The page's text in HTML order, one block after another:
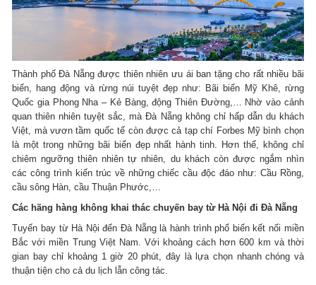
Thành phố Đà Nẵng được thiên nhiên ưu ái ban tặng cho rất nhiều bãi
biển, hang động và rừng núi tuyệt đẹp như: Bãi biển Mỹ Khê, rừng
Quốc gia Phong Nha – Kẻ Bàng, động Thiên Đường,… Nhờ vào cảnh
quan thiên nhiên tuyệt sắc, mà Đà Nẵng không chỉ hấp dẫn du khách
Việt, mà vươn tầm quốc tế còn được cả tạp chí Forbes Mỹ bình chọn
là một trong những bãi biển đẹp nhất hành tinh. Hơn thế, không chỉ
chiêm ngưỡng thiên nhiên tự nhiên, du khách còn được ngắm nhìn
các công trình kiến trúc về những chiếc cầu độc đáo như: Cầu Rồng,
cầu sông Hàn, cầu Thuận Phước,…
Các hãng hàng không khai thác chuyến bay từ Hà Nội đi Đà Nẵng
Tuyến bay từ Hà Nội đến Đà Nẵng là hành trình phổ biến kết nối miền
Bắc với miền Trung Việt Nam. Với khoảng cách hơn 600 km và thời
gian bay chỉ khoảng 1 giờ 20 phút, đây là lựa chọn nhanh chóng và
thuận tiện cho cả du lịch lẫn công tác.